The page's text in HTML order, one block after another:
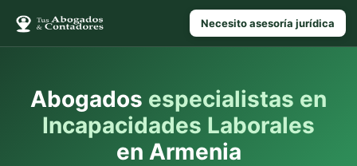
Necesito asesoría jurídica
Abogados especialistas en
Incapacidades Laborales
en Armenia